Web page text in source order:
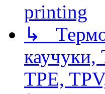
printing
↳
каучуки,
TPE,